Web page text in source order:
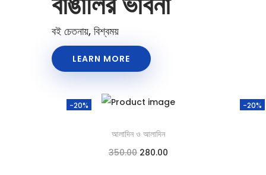
বই চেতনায়, বিশ্বময়
LEARN MORE
-20%
আলাদিন ও আলাদিন
350.00 280.00
-20%